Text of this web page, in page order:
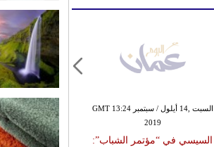
السبت ,14 أيلول / سبتمبر GMT 13:24
2019
السيسي في “مؤتمر الشباب”: